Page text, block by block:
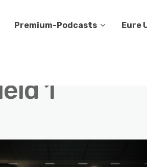
Premium-Podcasts Eure
1